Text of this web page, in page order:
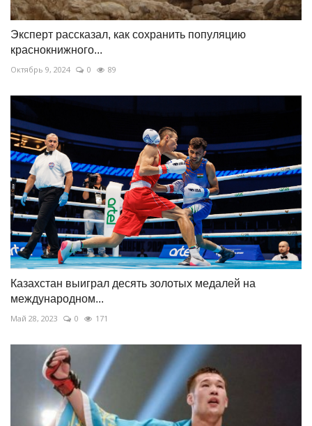
Эксперт рассказал, как сохранить популяцию
краснокнижного...
Октябрь 9, 2024 0 89
Казахстан выиграл десять золотых медалей на
международном...
Май 28, 2023 0 171